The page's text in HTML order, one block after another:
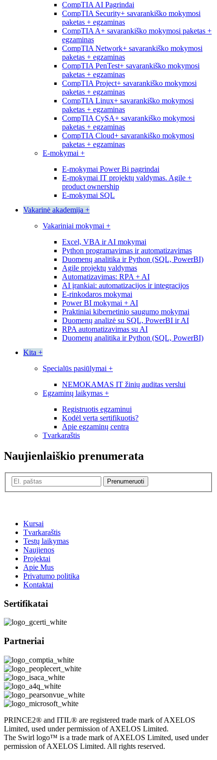
CompTIA AI Pagrindai
CompTIA Security+ savarankiško mokymosi
paketas + egzaminas
CompTIA A+ savarankiško mokymosi paketas +
egzaminas
CompTIA Network+ savarankiško mokymosi
paketas + egzaminas
CompTIA PenTest+ savarankiško mokymosi
paketas + egzaminas
CompTIA Project+ savarankiško mokymosi
paketas + egzaminas
CompTIA Linux+ savarankiško mokymosi
paketas + egzaminas
CompTIA CySA+ savarankiško mokymosi
paketas + egzaminas
CompTIA Cloud+ savarankiško mokymosi
paketas + egzaminas
E-mokymai +
E-mokymai Power Bi pagrindai
E-mokymai IT projektų valdymas. Agile +
product ownership
E-mokymai SQL
Vakarinė akademija +
Vakariniai mokymai +
Excel, VBA ir AI mokymai
Python programavimas ir automatizavimas
Duomenų analitika ir Python (SQL, PowerBI)
Agile projektų valdymas
Automatizavimas: RPA + AI
AI įrankiai: automatizacijos ir integracijos
E-rinkodaros mokymai
Power BI mokymai + AI
Praktiniai kibernetinio saugumo mokymai
Duomenų analizė su SQL, PowerBI ir AI
RPA automatizavimas su AI
Duomenų analitika ir Python (SQL, PowerBI)
Kita +
Specialūs pasiūlymai +
NEMOKAMAS IT žinių auditas verslui
Egzaminų laikymas +
Registruotis egzaminui
Kodėl verta sertifikuotis?
Apie egzaminų centrą
Tvarkaraštis
Naujienlaiškio prenumerata
Prenumeruoti
Kursai
Tvarkaraštis
Testų laikymas
Naujienos
Projektai
Apie Mus
Privatumo politika
Kontaktai
Sertifikatai
Partneriai
PRINCE2® and ITIL® are registered trade mark of AXELOS
Limited, used under permission of AXELOS Limited.
The Swirl logo™ is a trade mark of AXELOS Limited, used under
permission of AXELOS Limited. All rights reserved.